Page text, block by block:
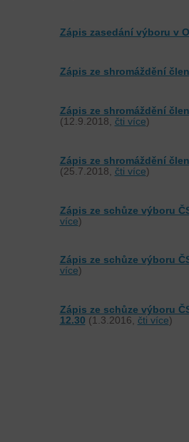
Zápis zasedání výboru v
Zápis ze shromáždění
Zápis ze shromáždění
(12.9.2018, čti více)
Zápis ze shromáždění
(25.7.2018, čti více)
Zápis ze schůze výboru
více)
Zápis ze schůze výboru
více)
Zápis ze schůze výboru
12.30 (1.3.2016, čti více)